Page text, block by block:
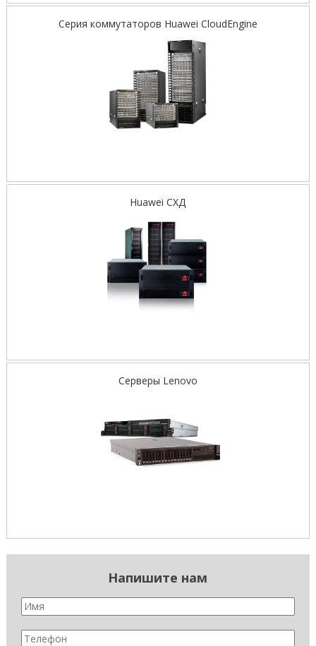
Серия коммутаторов Huawei CloudEngine
Huawei СХД
Серверы Lenovo
Напишите нам